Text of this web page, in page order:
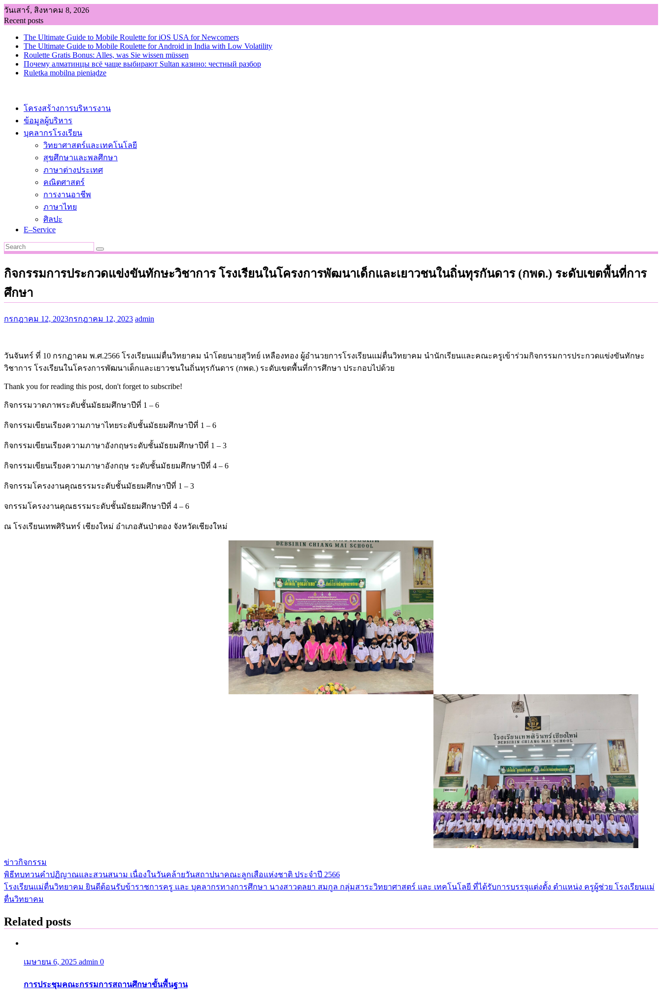
Skip
to
content
วันเสาร์, สิงหาคม 8, 2026
Recent posts
The Ultimate Guide to Mobile Roulette for iOS USA for Newcomers
The Ultimate Guide to Mobile Roulette for Android in India with Low Volatility
Roulette Gratis Bonus: Alles, was Sie wissen müssen
Почему алматинцы всё чаще выбирают Sultan казино: честный разбор
Ruletka mobilna pieniądze
โครงสร้างการบริหารงาน
ข้อมูลผู้บริหาร
บุคลากรโรงเรียน
วิทยาศาสตร์และเทคโนโลยี
สุขศึกษาและพลศึกษา
ภาษาต่างประเทศ
คณิตศาสตร์
การงานอาชีพ
ภาษาไทย
ศิลปะ
E–Service
กิจกรรมการประกวดแข่งขันทักษะวิชาการ โรงเรียนในโครงการพัฒนาเด็กและเยาวชนในถิ่นทุรกันดาร (กพด.) ระดับเขตพื้นที่การ
ศึกษา
กรกฎาคม 12, 2023กรกฎาคม 12, 2023 admin
วันจันทร์ ที่ 10 กรกฏาคม พ.ศ.2566 โรงเรียนแม่ตื่นวิทยาคม นำโดยนายสุวิทย์ เหลืองทอง ผู้อำนวยการโรงเรียนแม่ตื่นวิทยาคม นำนักเรียนและคณะครูเข้าร่วมกิจกรรมการประกวดแข่งขันทักษะ
วิชาการ โรงเรียนในโครงการพัฒนาเด็กและเยาวชนในถิ่นทุรกันดาร (กพด.) ระดับเขตพื้นที่การศึกษา ประกอบไปด้วย
Thank you for reading this post, don't forget to subscribe!
กิจกรรมวาดภาพระดับชั้นมัธยมศึกษาปีที่ 1 – 6
กิจกรรมเขียนเรียงความภาษาไทยระดับชั้นมัธยมศึกษาปีที่ 1 – 6
กิจกรรมเขียนเรียงความภาษาอังกฤษระดับชั้นมัธยมศึกษาปีที่ 1 – 3
กิจกรรมเขียนเรียงความภาษาอังกฤษ ระดับชั้นมัธยมศึกษาปีที่ 4 – 6
กิจกรรมโครงงานคุณธรรมระดับชั้นมัธยมศึกษาปีที่ 1 – 3
จกรรมโครงงานคุณธรรมระดับชั้นมัธยมศึกษาปีที่ 4 – 6
ณ โรงเรียนเทพศิรินทร์ เชียงใหม่ อำเภอสันป่าตอง จังหวัดเชียงใหม่
ข่าวกิจกรรม
แนะแนว
เรื่อง
พิธีทบทวนคำปฏิญาณและสวนสนาม เนื่องในวันคล้ายวันสถาปนาคณะลูกเสือแห่งชาติ ประจำปี 2566
โรงเรียนแม่ตื่นวิทยาคม ยินดีต้อนรับข้าราชการครู และ บุคลากรทางการศึกษา นางสาวดลยา สมกูล กลุ่มสาระวิทยาศาสตร์ และ เทคโนโลยี ที่ได้รับการบรรจุแต่งตั้ง ตำแหน่ง ครูผู้ช่วย โรงเรียนแม่
ตื่นวิทยาคม
Related posts
เมษายน 6, 2025 admin 0
การประชุมคณะกรรมการสถานศึกษาขั้นพื้นฐาน